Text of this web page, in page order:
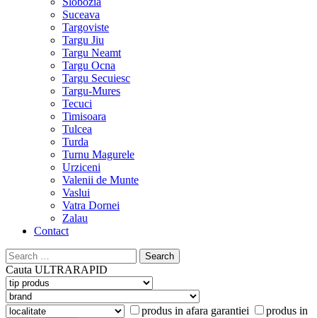
Suceava
Targoviste
Targu Jiu
Targu Neamt
Targu Ocna
Targu Secuiesc
Targu-Mures
Tecuci
Timisoara
Tulcea
Turda
Turnu Magurele
Urziceni
Valenii de Munte
Vaslui
Vatra Dornei
Zalau
Contact
Search
for:
Cauta ULTRARAPID
produs in afara garantiei
produs in